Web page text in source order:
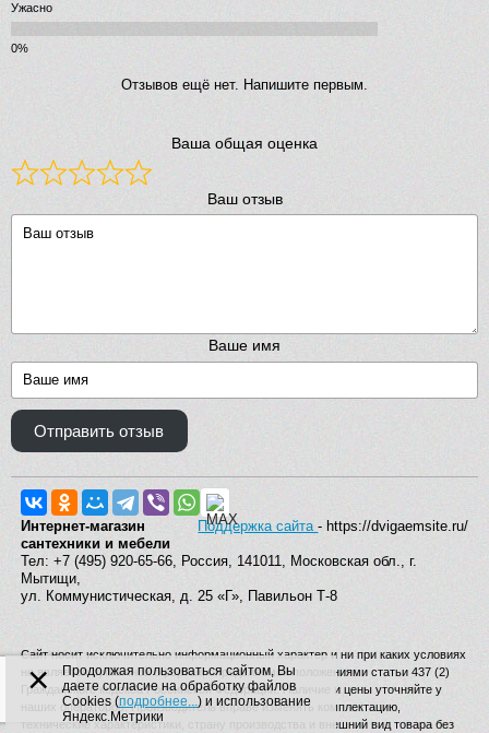
Ужасно
Отзывов ещё нет. Напишите первым.
Ваша общая оценка
Ваш отзыв
Ваше имя
Отправить отзыв
Поддержка сайта- https://dvigaemsite.ru/
Интернет-магазин
сантехники и мебели
Тел: +7 (495) 920-65-66, Россия, 141011, Московская обл., г.
Мытищи,
ул. Коммунистическая, д. 25 «Г», Павильон Т-8
Сайт носит исключительно информационный характер и ни при каких условиях
не является публичной офертой, определяемой положениями статьи 437 (2)
Гражданского кодекса Российской Федерации. Наличие и цены уточняйте у
наших операторов. Производитель вправе изменять комплектацию,
технические характеристики, страну производства и внешний вид товара без
×
Продолжая пользоваться сайтом, Вы
даете согласие на обработку файлов
Cookies (подробнее...) и использование
Яндекс.Метрики